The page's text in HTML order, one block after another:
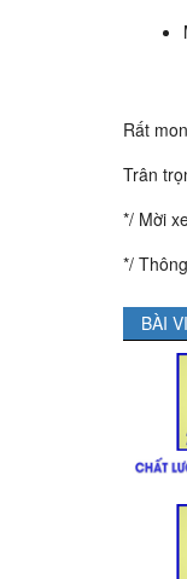
Rất
Trân
*/ Mời
*/
BÀI